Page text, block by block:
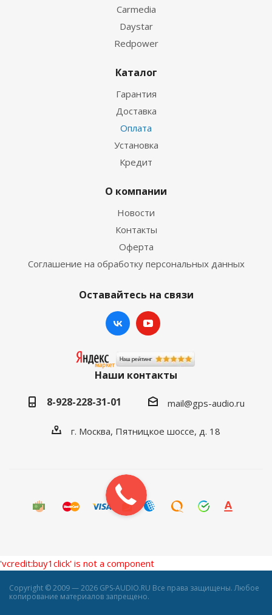
Carmedia
Daystar
Redpower
Каталог
Гарантия
Доставка
Оплата
Установка
Кредит
О компании
Новости
Контакты
Оферта
Соглашение на обработку персональных данных
Оставайтесь на связи
Наши контакты
8-928-228-31-01
mail@gps-audio.ru
г. Москва, Пятницкое шоссе, д. 18
'vcredit:buy1click' is not a component
Copyright © 2009 — 2026 GPS-AUDIO.RU Все права защищены. Любое
копирование материалов запрещено.